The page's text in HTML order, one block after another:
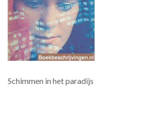
Schimmen in het paradijs